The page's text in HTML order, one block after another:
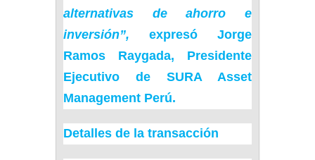
alternativas de ahorro e
inversión”, expresó Jorge
Ramos Raygada, Presidente
Ejecutivo de SURA Asset
Management Perú.
Detalles de la transacción